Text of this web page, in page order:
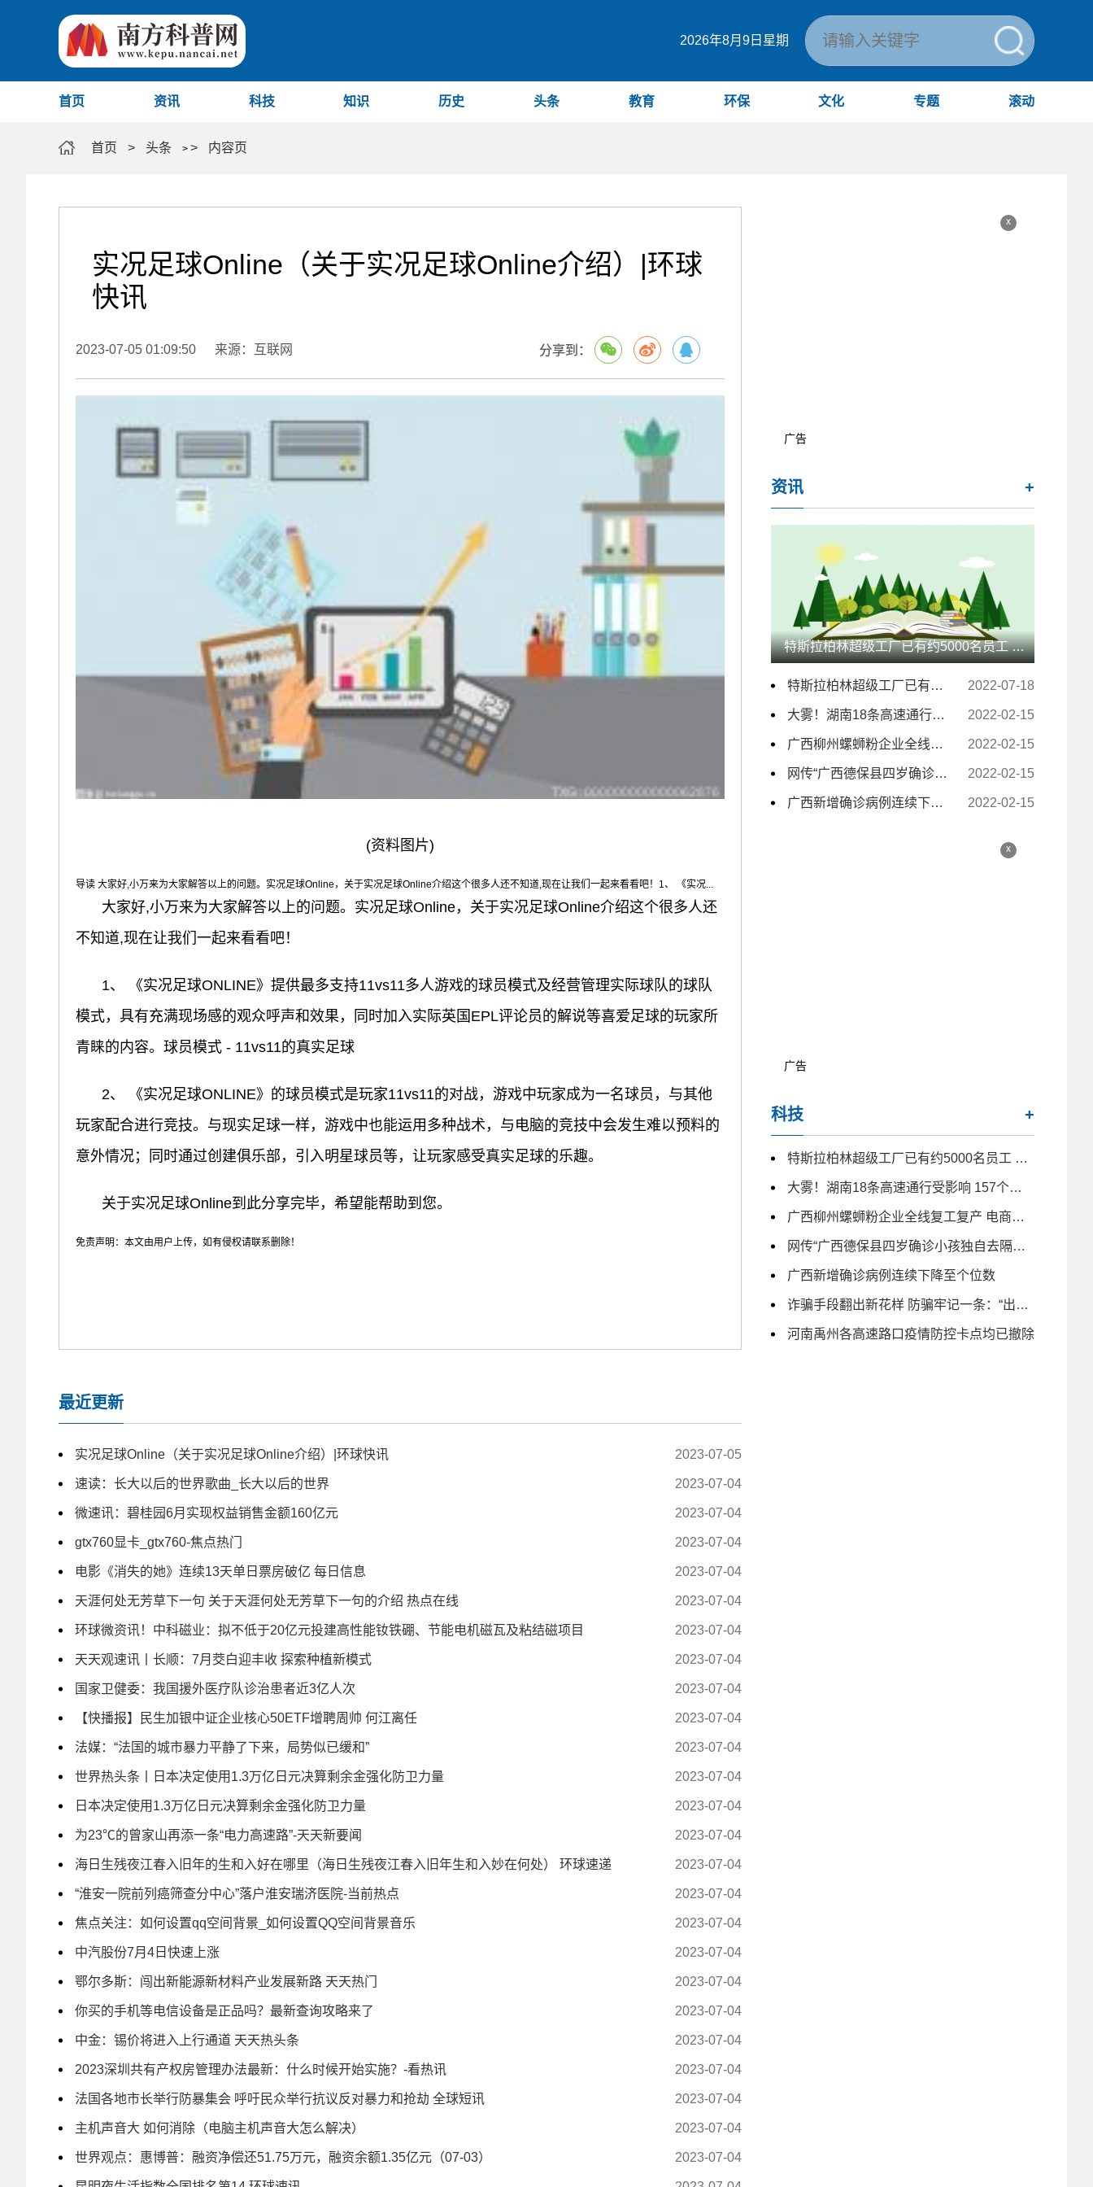
2026年8月9日星期
首页 资讯 科技 知识 历史 头条 教育 环保 文化 专题 滚动
首页 > 头条 > > 内容页
实况足球Online（关于实况足球Online介绍）|环球
快讯
2023-07-05 01:09:50 来源：互联网 分享到：
(资料图片)
导读 大家好,小万来为大家解答以上的问题。实况足球Online，关于实况足球Online介绍这个很多人还不知道,现在让我们一起来看看吧！1、 《实况...
大家好,小万来为大家解答以上的问题。实况足球Online，关于实况足球Online介绍这个很多人还
不知道,现在让我们一起来看看吧！
1、 《实况足球ONLINE》提供最多支持11vs11多人游戏的球员模式及经营管理实际球队的球队
模式，具有充满现场感的观众呼声和效果，同时加入实际英国EPL评论员的解说等喜爱足球的玩家所
青睐的内容。球员模式 - 11vs11的真实足球
2、 《实况足球ONLINE》的球员模式是玩家11vs11的对战，游戏中玩家成为一名球员，与其他
玩家配合进行竞技。与现实足球一样，游戏中也能运用多种战术，与电脑的竞技中会发生难以预料的
意外情况；同时通过创建俱乐部，引入明星球员等，让玩家感受真实足球的乐趣。
关于实况足球Online到此分享完毕，希望能帮助到您。
免责声明：本文由用户上传，如有侵权请联系删除！
最近更新
实况足球Online（关于实况足球Online介绍）|环球快讯 2023-07-05
速读：长大以后的世界歌曲_长大以后的世界 2023-07-04
微速讯：碧桂园6月实现权益销售金额160亿元 2023-07-04
gtx760显卡_gtx760-焦点热门 2023-07-04
电影《消失的她》连续13天单日票房破亿 每日信息 2023-07-04
天涯何处无芳草下一句 关于天涯何处无芳草下一句的介绍 热点在线 2023-07-04
环球微资讯！中科磁业：拟不低于20亿元投建高性能钕铁硼、节能电机磁瓦及粘结磁项目 2023-07-04
天天观速讯丨长顺：7月茭白迎丰收 探索种植新模式 2023-07-04
国家卫健委：我国援外医疗队诊治患者近3亿人次 2023-07-04
【快播报】民生加银中证企业核心50ETF增聘周帅 何江离任 2023-07-04
法媒：“法国的城市暴力平静了下来，局势似已缓和” 2023-07-04
世界热头条丨日本决定使用1.3万亿日元决算剩余金强化防卫力量 2023-07-04
日本决定使用1.3万亿日元决算剩余金强化防卫力量 2023-07-04
为23℃的曾家山再添一条“电力高速路”-天天新要闻 2023-07-04
海日生残夜江春入旧年的生和入好在哪里（海日生残夜江春入旧年生和入妙在何处） 环球速递 2023-07-04
“淮安一院前列癌筛查分中心”落户淮安瑞济医院-当前热点 2023-07-04
焦点关注：如何设置qq空间背景_如何设置QQ空间背景音乐 2023-07-04
中汽股份7月4日快速上涨 2023-07-04
鄂尔多斯：闯出新能源新材料产业发展新路 天天热门 2023-07-04
你买的手机等电信设备是正品吗？最新查询攻略来了 2023-07-04
中金：锡价将进入上行通道 天天热头条 2023-07-04
2023深圳共有产权房管理办法最新：什么时候开始实施？-看热讯 2023-07-04
法国各地市长举行防暴集会 呼吁民众举行抗议反对暴力和抢劫 全球短讯 2023-07-04
主机声音大 如何消除（电脑主机声音大怎么解决） 2023-07-04
世界观点：惠博普：融资净偿还51.75万元，融资余额1.35亿元（07-03） 2023-07-04
x
广告
资讯 +
特斯拉柏林超级工厂已有约5000名员工 未来几月仍计划大量招人
特斯拉柏林超级工厂已有约5000名员工 未来几月仍计划大量招人 2022-07-18
大雾！湖南18条高速通行受影响 157个收费站临时交通管制 2022-02-15
广西柳州螺蛳粉企业全线复工复产 电商主播日夜带货 2022-02-15
网传“广西德保县四岁确诊小孩独自去隔离” 为不实信息 2022-02-15
广西新增确诊病例连续下降至个位数 2022-02-15
x
广告
科技 +
特斯拉柏林超级工厂已有约5000名员工 未来几月仍计划大量招人
大雾！湖南18条高速通行受影响 157个收费站临时交通管制
广西柳州螺蛳粉企业全线复工复产 电商主播日夜带货
网传“广西德保县四岁确诊小孩独自去隔离” 为不实信息
广西新增确诊病例连续下降至个位数
诈骗手段翻出新花样 防骗牢记一条：“出钱免谈”
河南禹州各高速路口疫情防控卡点均已撤除